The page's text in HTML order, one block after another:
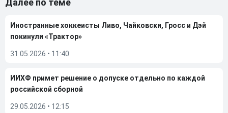
Далее по теме
Иностранные хоккеисты Ливо, Чайковски, Гросс и Дэй
покинули «Трактор»
31.05.2026 • 11:40
ИИХФ примет решение о допуске отдельно по каждой
российской сборной
29.05.2026 • 12:15